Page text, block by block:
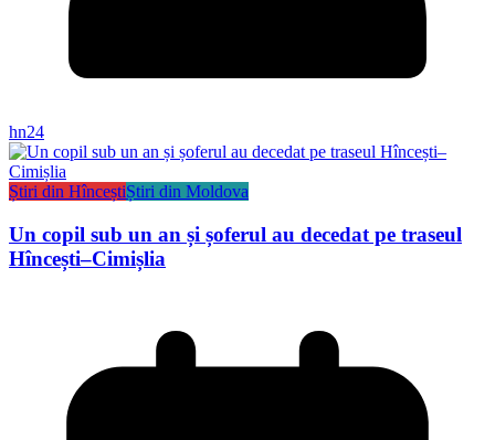
hn24
Știri din HînceștiȘtiri din Moldova
Un copil sub un an și șoferul au decedat pe traseul
Hîncești–Cimișlia